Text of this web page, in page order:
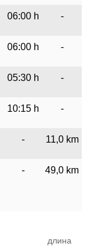
06:00 h -
06:00 h -
05:30 h -
10:15 h -
- 11,0 km
- 49,0 km
длина